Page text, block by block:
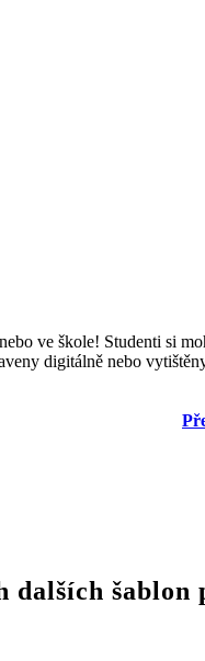
ve škole! Studenti si
digitálně nebo
dalších šablon